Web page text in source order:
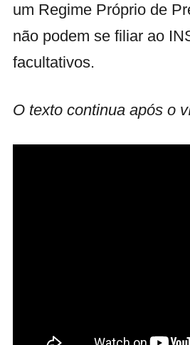
um Regime Próprio de
não podem se filiar ao
facultativos.
O texto continua após o